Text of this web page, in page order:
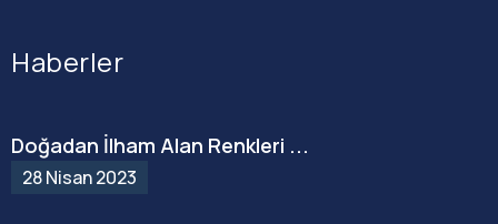
Haberler
Doğadan İlham Alan Renkleri ...
28 Nisan 2023